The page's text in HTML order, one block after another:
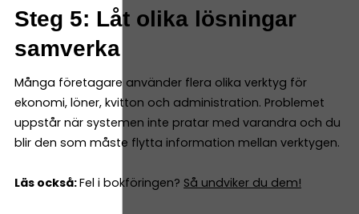
Steg 5: Låt olika lösningar
samverka
Många företagare använder flera olika verktyg för
ekonomi, löner, kvitton och administration. Problemet
uppstår när systemen inte pratar med varandra och du
blir den som måste flytta information mellan verktygen.
Läs också:Fel i bokföringen? Så undviker du dem!